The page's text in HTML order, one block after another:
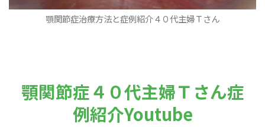
顎関節症治療方法と症例紹介４０代主婦Ｔさん
顎関節症４０代主婦Ｔさん症
例紹介Youtube